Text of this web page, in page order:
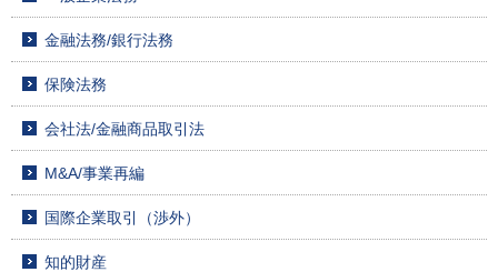
金融法務/銀行法務
保険法務
会社法/金融商品取引法
M&A/事業再編
国際企業取引（渉外）
知的財産